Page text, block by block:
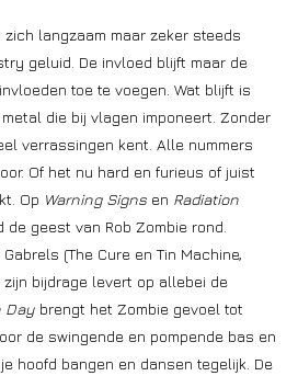
zich langzaam maar zeker steeds
geluid. De invloed blijft maar de
toe te voegen. Wat blijft is
die bij vlagen imponeert. Zonder
verrassingen kent. Alle nummers
Of het nu hard en furieus of juist
Op Warning Signs en Radiation
geest van Rob Zombie rond.
(The Cure en Tin Machine,
zijn bijdrage levert op allebei de
Day brengt het Zombie gevoel tot
de swingende en pompende bas en
hoofd bangen en dansen tegelijk. De